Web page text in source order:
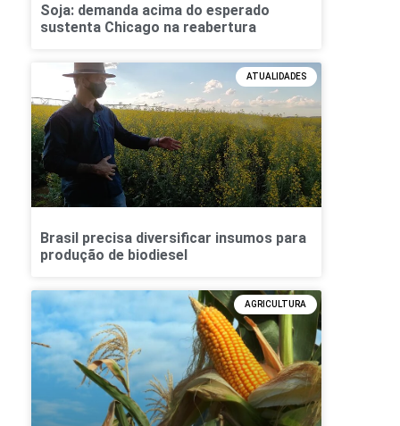
Soja: demanda acima do esperado
sustenta Chicago na reabertura
ATUALIDADES
Brasil precisa diversificar insumos para
produção de biodiesel
AGRICULTURA